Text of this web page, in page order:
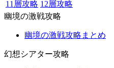
11層攻略 12層攻略
幽境の激戦攻略
幽境の激戦攻略まとめ
幻想シアター攻略